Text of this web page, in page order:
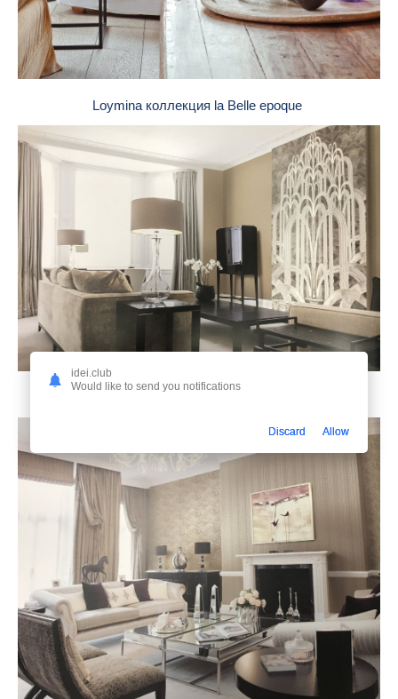
Loymina коллекция la Belle epoque
idei.club
Would like to send you notifications
Discard Allow